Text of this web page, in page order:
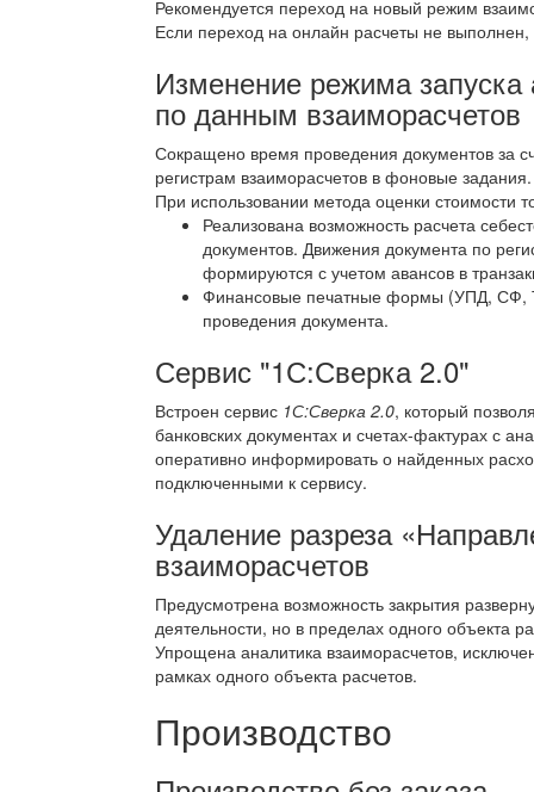
Рекомендуется переход на новый режим
Если переход на онлайн расчеты не
Изменение режима запуска
по данным взаиморасчетов
Сокращено время проведения документов за
регистрам взаиморасчетов в фоновые задания.
При использовании метода оценки стоимости
Реализована возможность расчета
документов. Движения документа по
формируются с учетом авансов в
Финансовые печатные формы (УПД, СФ,
проведения документа.
Сервис "1С:Сверка 2.0"
Встроен сервис 1С:Сверка 2.0, который
банковских документах и счетах-фактурах с
оперативно информировать о найденных
подключенными к сервису.
Удаление разреза
взаиморасчетов
Предусмотрена возможность закрытия
деятельности, но в пределах одного объекта
Упрощена аналитика взаиморасчетов,
рамках одного объекта расчетов.
Производство